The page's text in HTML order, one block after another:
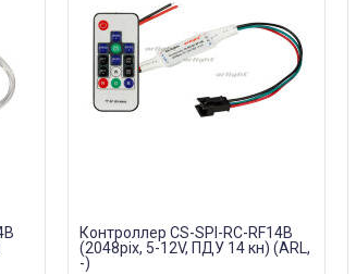
Контроллер CS-SPI-RC-RF14B
(2048pix, 5-12V, ПДУ 14 кн) (ARL,
-)